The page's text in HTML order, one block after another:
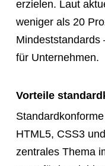
erzielen. Laut
weniger als 20
Mindeststandards
für Unternehmen.
Vorteile
HTML5, CSS3
zentrales Thema